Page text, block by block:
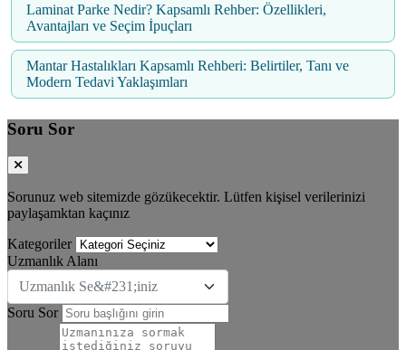
Laminat Parke Nedir? Kapsamlı Rehber: Özellikleri,
Avantajları ve Seçim İpuçları
Mantar Hastalıkları Kapsamlı Rehberi: Belirtiler, Tanı ve
Modern Tedavi Yaklaşımları
Soru Sor
Sorunuz web sitemizde gözükecektir. Lütfen kişisel verilerinizi
paylaşamktan kaçınız
Kategoriler
Uzmanlık Alanı
Uzmanlık Se&#231;iniz
Soru Sor